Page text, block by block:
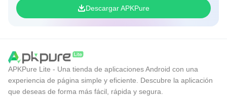
versión de Android y propiedades del sistema. La
La actualización del 23 de junio de 2026 también corrige
varios problemas y cierres inesperados, lo que mejora la
estabilidad para sesiones largas.
Descargar APKPure
APKPure Lite - Una tienda de aplicaciones Android con una
experiencia de página simple y eficiente. Descubre la aplicación
que deseas de forma más fácil, rápida y segura.